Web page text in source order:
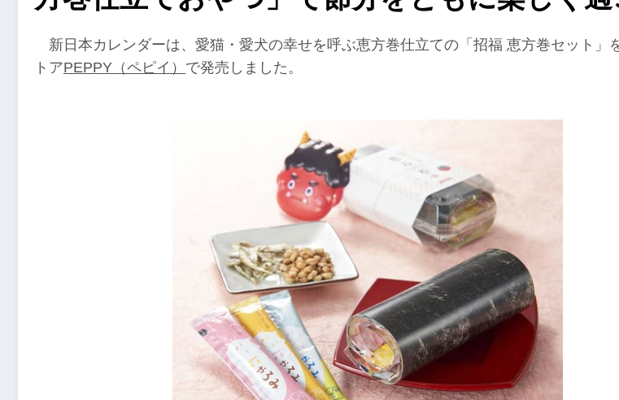
新日本カレンダーは、愛猫・愛犬の幸せを呼ぶ恵方巻仕立ての「招福 恵方巻セット」
トアPEPPY（ペピイ） で発売しました。